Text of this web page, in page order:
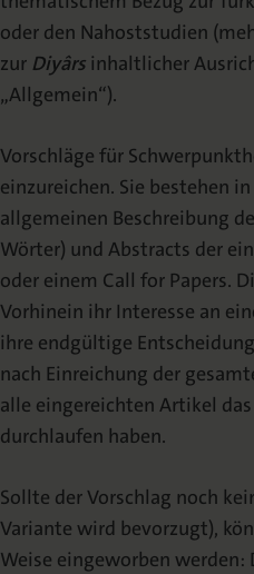
oder den Nahoststudien
zur Diyârs inhaltlicher
„Allgemein“).
Vorschläge für
einzureichen. Sie bestehen
allgemeinen Beschreibung
Wörter) und Abstracts der
oder einem Call for Papers.
Vorhinein ihr Interesse an
ihre endgültige
nach Einreichung der
alle eingereichten Artikel
durchlaufen haben.
Sollte der Vorschlag noch
Variante wird bevorzugt),
Weise eingeworben werden: